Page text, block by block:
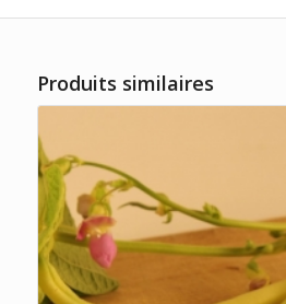
Produits similaires